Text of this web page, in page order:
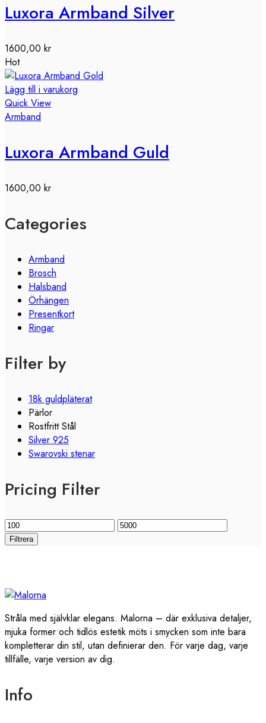
Luxora Armband Silver
1600,00 kr
Hot
Lägg till i varukorg
Quick View
Armband
Luxora Armband Guld
1600,00 kr
Categories
Armband
Brosch
Halsband
Örhängen
Presentkort
Ringar
Filter by
18k guldpläterat
Pärlor
Rostfritt Stål
Silver 925
Swarovski stenar
Pricing Filter
Filtrera
Stråla med självklar elegans. Malorna – där exklusiva detaljer,
mjuka former och tidlös estetik möts i smycken som inte bara
kompletterar din stil, utan definierar den. För varje dag, varje
tillfälle, varje version av dig.
Info